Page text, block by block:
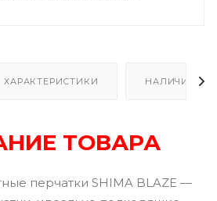
ХАРАКТЕРИСТИКИ НАЛИЧИЕ В
ТОВАРА
перчатки SHIMA BLAZE —